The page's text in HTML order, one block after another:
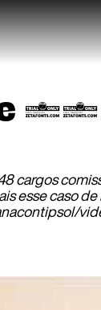
48
cargos
esse caso